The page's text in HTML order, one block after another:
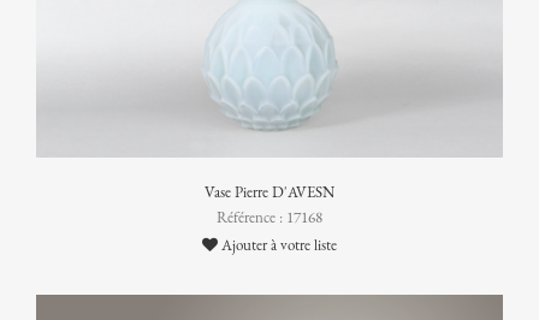
Vase Pierre D'AVESN
Référence : 17168
Ajouter à votre liste